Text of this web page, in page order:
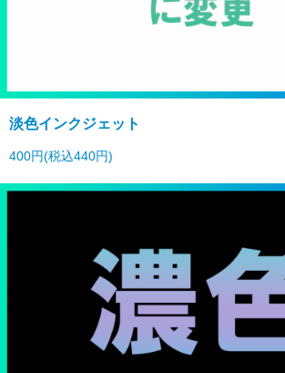
淡色インクジェット
400円(税込440円)